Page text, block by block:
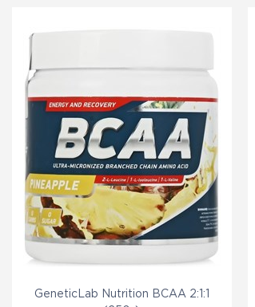
GeneticLab Nutrition BCAA 2:1:1